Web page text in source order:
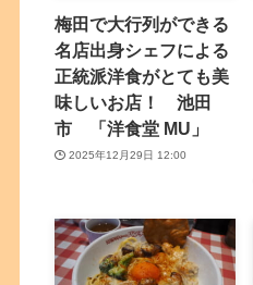
梅田で大行列ができる
名店出身シェフによる
正統派洋食がとても美
味しいお店！ 池田
市 「洋食堂 MU」
2025年12月29日 12:00